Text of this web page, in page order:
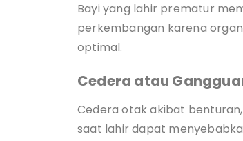
Bayi yang lahir prematur
perkembangan karena
optimal.
Cedera atau
Cedera otak akibat
saat lahir dapat